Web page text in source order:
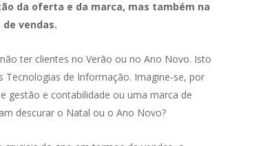
da oferta e da marca, mas também na
vendas.
ter clientes no Verão ou no Ano Novo. Isto
Tecnologias de Informação. Imagine-se, por
gestão e contabilidade ou uma marca de
descurar o Natal ou o Ano Novo?